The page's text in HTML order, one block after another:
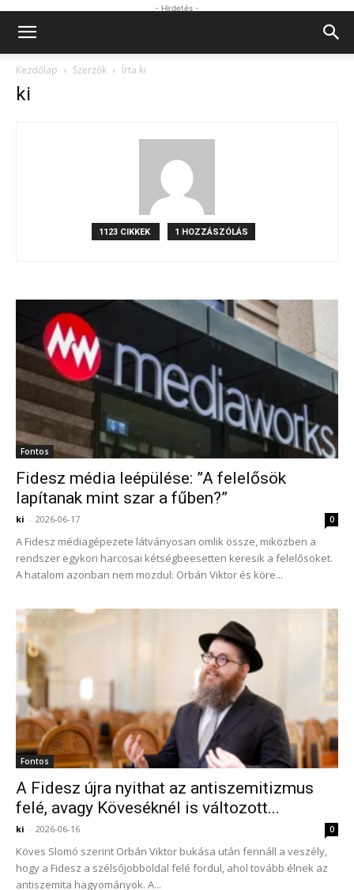
- Hirdetés -
Kezdőlap Szerzők Írta ki
ki
1123 CIKKEK 1 HOZZÁSZÓLÁS
Fontos
Fidesz média leépülése: ”A felelősök
lapítanak mint szar a fűben?”
ki - 2026-06-17 0
A Fidesz médiagépezete látványosan omlik össze, miközben a
rendszer egykori harcosai kétségbeesetten keresik a felelősöket.
A hatalom azonban nem mozdul: Orbán Viktor és köre...
Fontos
A Fidesz újra nyithat az antiszemitizmus
felé, avagy Köveséknél is változott...
ki - 2026-06-16 0
Köves Slomó szerint Orbán Viktor bukása után fennáll a veszély,
hogy a Fidesz a szélsőjobboldal felé fordul, ahol tovább élnek az
antiszemita hagyományok. A...